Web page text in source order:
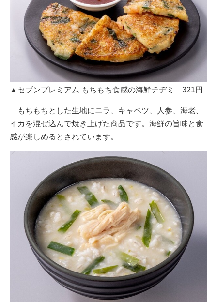
▲セブンプレミアム もちもち食感の海鮮チヂミ 321円
もちもちとした生地にニラ、キャベツ、人参、海老、
イカを混ぜ込んで焼き上げた商品です。海鮮の旨味と食
感が楽しめるとされています。